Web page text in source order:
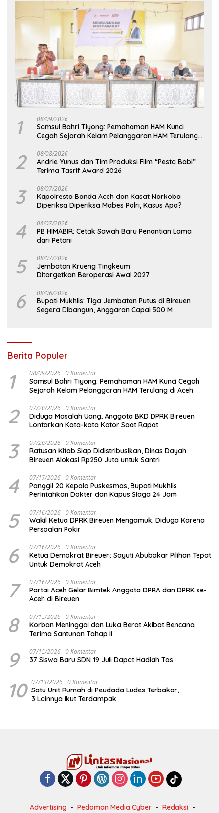
1 08/09/2026
Samsul Bahri Tiyong: Pemahaman HAM Kunci
Cegah Sejarah Kelam Pelanggaran HAM Terulang
2 08/08/2026
Andrie Yunus dan Tim Produksi Film “Pesta Babi”
Terima Tasrif Award 2026
3 08/07/2026
Kapolresta Banda Aceh dan Kasat Narkoba
Diperiksa Diperiksa Mabes Polri, Kasus Apa?
4 08/07/2026
PB HIMABIR: Cetak Sawah Baru Penantian Lama
dari Petani
5 08/07/2026
Jembatan Krueng Tingkeum
Ditargetkan Beroperasi Awal 2027
6 08/06/2026
Bupati Mukhlis: Tiga Jembatan Putus di Bireuen
Segera Dibangun, Anggaran Capai 500 M
Berita Populer
1 08/09/2026 0 Komentar
Samsul Bahri Tiyong: Pemahaman HAM Kunci Cegah
Sejarah Kelam Pelanggaran HAM Terulang di Aceh
2 07/20/2026 0 Komentar
Diduga Masalah Uang, Anggota BKD DPRK Bireuen
Lontarkan Kata-kata Kotor Saat Rapat
3 07/20/2026 0 Komentar
Ratusan Kitab Siap Didistribusikan, Dinas Dayah
Bireuen Alokasi Rp250 Juta untuk Santri
4 07/17/2026 0 Komentar
Panggil 20 Kepala Puskesmas, Bupati Mukhlis
Perintahkan Dokter dan Kapus Siaga 24 Jam
5 07/16/2026 0 Komentar
Wakil Ketua DPRK Bireuen Mengamuk, Diduga Karena
Persoalan Pokir
6 07/16/2026 0 Komentar
Ketua Demokrat Bireuen: Sayuti Abubakar Pilihan Tepat
Untuk Demokrat Aceh
7 07/16/2026 0 Komentar
Partai Aceh Gelar Bimtek Anggota DPRA dan DPRK se-
Aceh di Bireuen
8 07/15/2026 0 Komentar
Korban Meninggal dan Luka Berat Akibat Bencana
Terima Santunan Tahap II
9 07/15/2026 0 Komentar
37 Siswa Baru SDN 19 Juli Dapat Hadiah Tas
10 07/13/2026 0 Komentar
Satu Unit Rumah di Peudada Ludes Terbakar,
3 Lainnya Ikut Terdampak
Advertising Pedoman Media Cyber Redaksi